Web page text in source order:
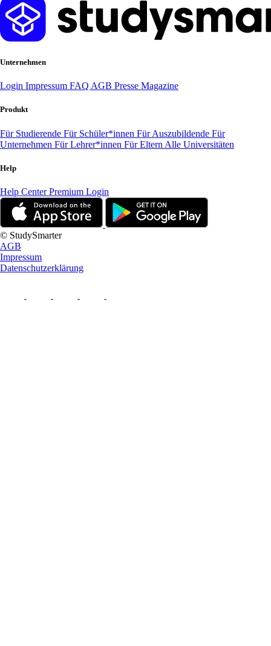
Unternehmen
Login Impressum FAQ AGB Presse Magazine
Produkt
Für Studierende Für Schüler*innen Für Auszubildende Für
Unternehmen Für Lehrer*innen Für Eltern Alle Universitäten
Help
Help CenterPremium Login
© StudySmarter
AGB
Impressum
Datenschutzerklärung